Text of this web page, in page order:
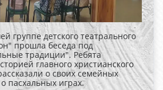
группе детского театрального
прошла беседа под
традиции". Ребята
главного христианского
о своих семейных
пасхальных играх.